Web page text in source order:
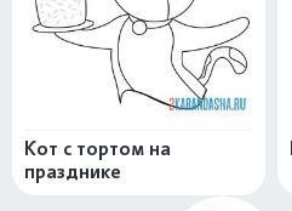
Кот с тортом на
празднике